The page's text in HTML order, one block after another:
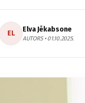
EL Elva Jēkabsone
AUTORS • 01.10.2025.